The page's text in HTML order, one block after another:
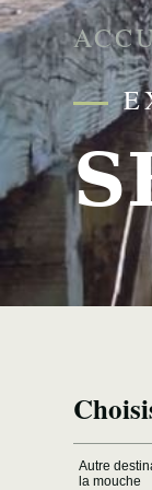
Autre
la mouche